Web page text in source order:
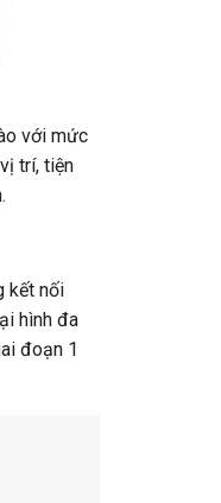
với mức
trí, tiện
kết nối
hình đa
đoạn 1